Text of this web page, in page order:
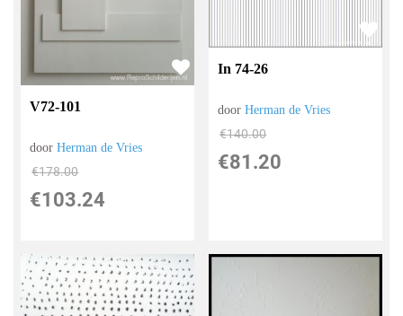
V72-101
doorHerman de Vries
€178.00
€103.24
In 74-26
doorHerman de Vries
€140.00
€81.20